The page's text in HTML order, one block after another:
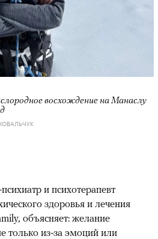
восхождение на Манаслу
и психотерапевт
здоровья и лечения
объясняет: желание
только из-за эмоций или